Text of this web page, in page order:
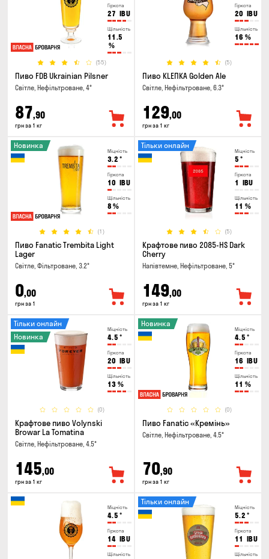
Гіркота
27 IBU
Щільність
11.5
%
(55)
Пиво FDB Ukrainian Pilsner
Світле, Нефільтроване, 4°
87,90
грн за 1 кг
Гіркота
20 IBU
Щільність
16 %
(5)
Пиво KLEПКА Golden Ale
Світле, Нефільтроване, 6.3°
129,00
грн за 1 кг
Міцність
3.2 °
Гіркота
10 IBU
Щільність
8 %
(1)
Новинка
Пиво Fanatic Trembita Light
Lager
Світле, Фільтроване, 3.2°
0,00
грн за 1
Міцність
5 °
Гіркота
1 IBU
Щільність
11 %
(5)
Тільки онлайн
Крафтове пиво 2085-HS Dark
Cherry
Напівтемне, Нефільтроване, 5°
149,00
грн за 1 кг
Міцність
4.5 °
Гіркота
20 IBU
Щільність
13 %
(0)
Тільки онлайн
Новинка
Крафтове пиво Volynski
Browar La Tomatina
Світле, Нефільтроване, 4.5°
145,00
грн за 1 кг
Міцність
4.5 °
Гіркота
16 IBU
Щільність
11 %
(0)
Новинка
Пиво Fanatic «Кремінь»
Світле, Нефільтроване, 4.5°
70,90
грн за 1 кг
Міцність
4.5 °
Гіркота
14 IBU
Щільність
Міцність
5.2 °
Гіркота
11 IBU
Щільність
Тільки онлайн